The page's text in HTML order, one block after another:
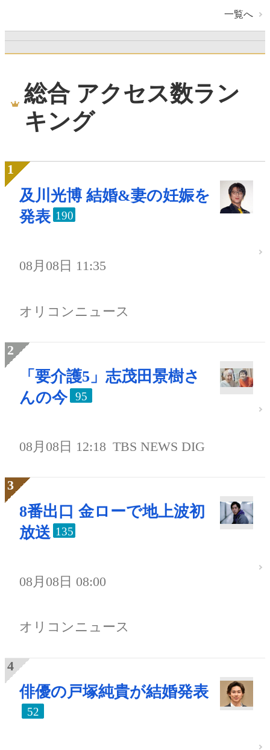
一覧へ
総合 アクセス数ラン
キング
及川光博 結婚&妻の妊娠を
発表 190
08月08日 11:35
オリコンニュース
「要介護5」志茂田景樹さ
んの今
95
08月08日 12:18 TBS NEWS DIG
8番出口 金ローで地上波初
放送 135
08月08日 08:00
オリコンニュース
俳優の戸塚純貴が結婚発表
52